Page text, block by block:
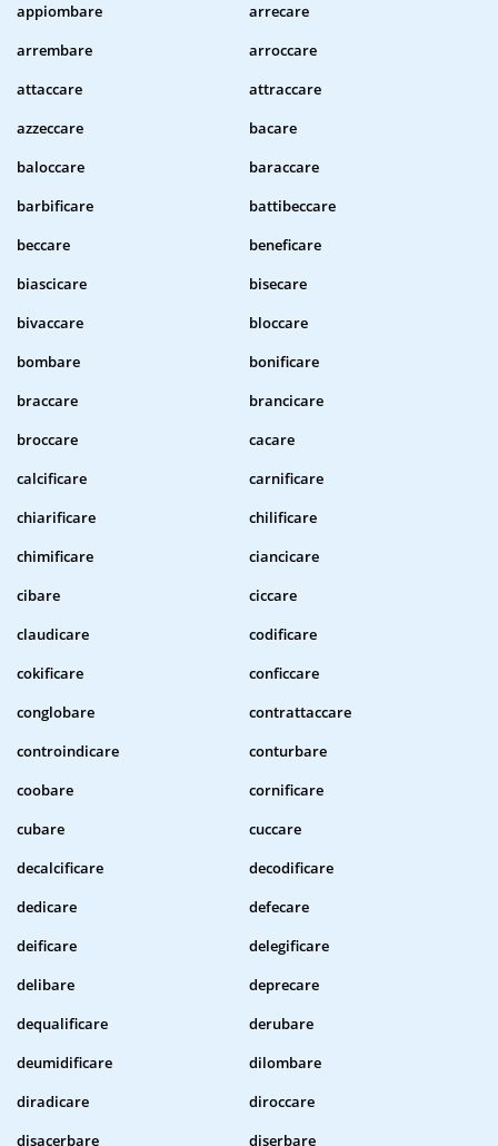
appiombare
arrecare
arrembare
arroccare
attaccare
attraccare
azzeccare
bacare
baloccare
baraccare
barbificare
battibeccare
beccare
beneficare
biascicare
bisecare
bivaccare
bloccare
bombare
bonificare
braccare
brancicare
broccare
cacare
calcificare
carnificare
chiarificare
chilificare
chimificare
ciancicare
cibare
ciccare
claudicare
codificare
cokificare
conficcare
conglobare
contrattaccare
controindicare
conturbare
coobare
cornificare
cubare
cuccare
decalcificare
decodificare
dedicare
defecare
deificare
delegificare
delibare
deprecare
dequalificare
derubare
deumidificare
dilombare
diradicare
diroccare
disacerbare
diserbare